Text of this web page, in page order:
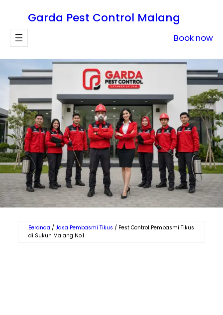
konten
Garda Pest Control Malang
Book now
Beranda / Jasa Pembasmi Tikus / Pest Control Pembasmi Tikus
di Sukun Malang No.1